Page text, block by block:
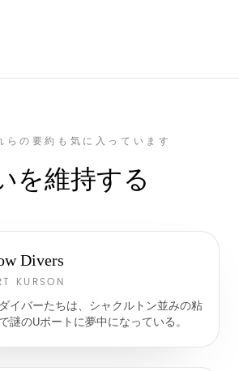
らの要約も気に入っています
を維持する
Divers
KURSON
イバーたちは、シャクルトン並みの粘
謎のUボートに夢中になっている。